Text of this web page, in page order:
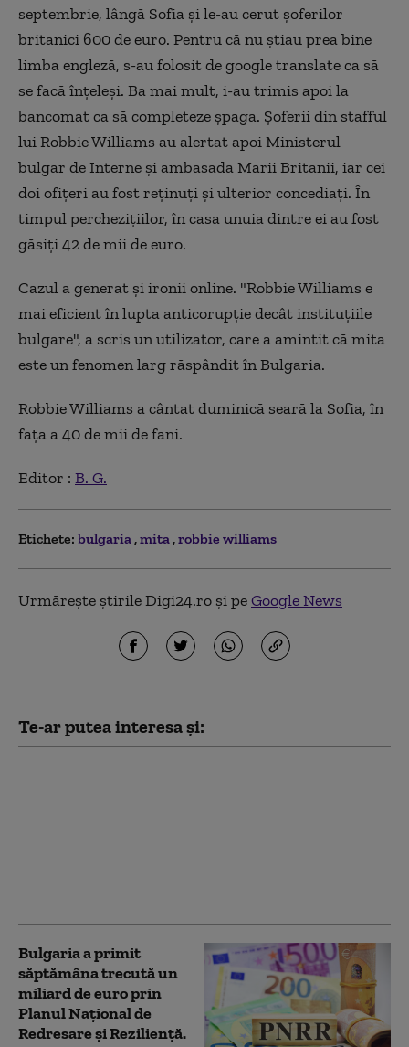
septembrie, lângă Sofia și le-au cerut șoferilor
britanici 600 de euro. Pentru că nu știau prea bine
limba engleză, s-au folosit de google translate ca să
se facă înțeleși. Ba mai mult, i-au trimis apoi la
bancomat ca să completeze șpaga. Șoferii din stafful
lui Robbie Williams au alertat apoi Ministerul
bulgar de Interne și ambasada Marii Britanii, iar cei
doi ofițeri au fost reținuți și ulterior concediați. În
timpul perchezițiilor, în casa unuia dintre ei au fost
găsiți 42 de mii de euro.
Cazul a generat și ironii online. "Robbie Williams e
mai eficient în lupta anticorupție decât instituțiile
bulgare", a scris un utilizator, care a amintit că mita
este un fenomen larg răspândit în Bulgaria.
Robbie Williams a cântat duminică seară la Sofia, în
fața a 40 de mii de fani.
Editor : B. G.
Etichete: bulgaria mita robbie williams
Urmărește știrile Digi24.ro și peGoogle News
Te-ar putea interesa și:
Bulgaria a primit
săptămâna trecută un
miliard de euro prin
Planul Naţional de
Redresare şi Rezilienţă.